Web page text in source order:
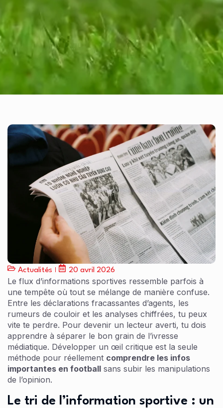
Actualités 20 avril 2026
Le flux d’informations sportives ressemble parfois à
une tempête où tout se mélange de manière confuse.
Entre les déclarations fracassantes d’agents, les
rumeurs de couloir et les analyses chiffrées, tu peux
vite te perdre. Pour devenir un lecteur averti, tu dois
apprendre à séparer le bon grain de l’ivresse
médiatique. Développer un œil critique est la seule
méthode pour réellement comprendre les infos
importantes en football sans subir les manipulations
de l’opinion.
Le tri de l’information sportive : un